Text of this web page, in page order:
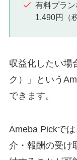
有料プラ
1,490円（
収益化したい場
ク）」という
できます。
Ameba Pickで
介・報酬の受け